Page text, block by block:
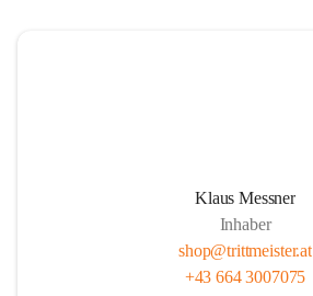
Klaus Messner
Inhaber
shop@trittmeister.at
+43 664 3007075